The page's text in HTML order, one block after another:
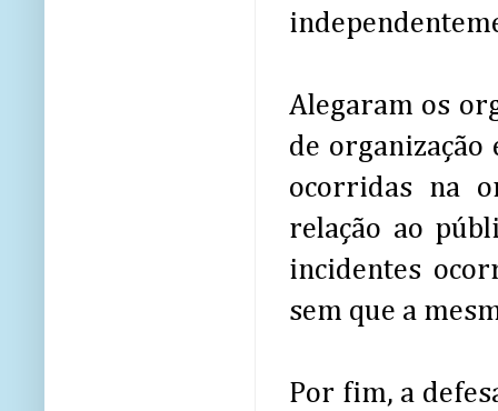
Alegaram os
de
ocorridas na
relação ao
incidentes
sem que a
Por fim, a